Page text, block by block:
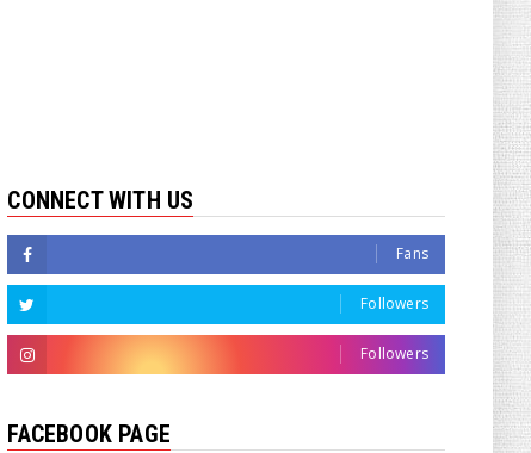
CONNECT WITH US
Fans
Followers
Followers
FACEBOOK PAGE